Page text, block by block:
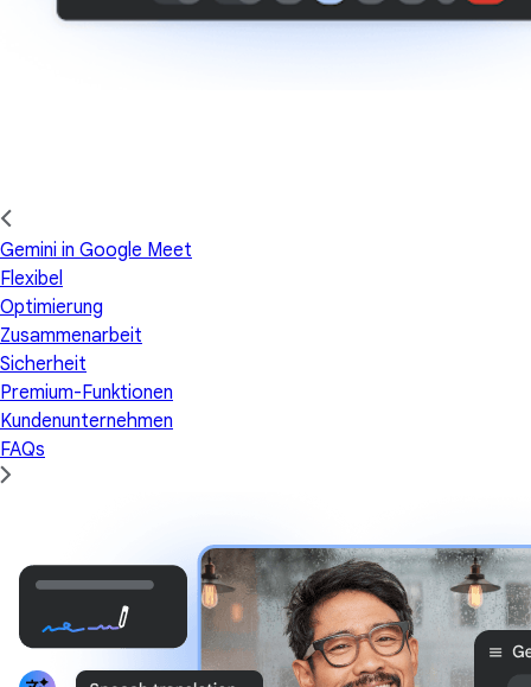
Gemini in Google Meet
Flexibel
Optimierung
Zusammenarbeit
Sicherheit
Premium-Funktionen
Kundenunternehmen
FAQs